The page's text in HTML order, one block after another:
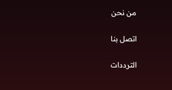
من نحن
اتصل بنا
الترددات